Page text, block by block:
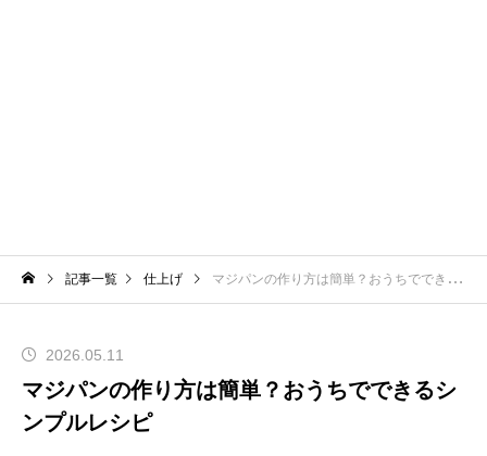
記事一覧 仕上げ マジパンの作り方は簡単？おうちでできるシンプルレシピ
2026.05.11
マジパンの作り方は簡単？おうちでできるシ
ンプルレシピ